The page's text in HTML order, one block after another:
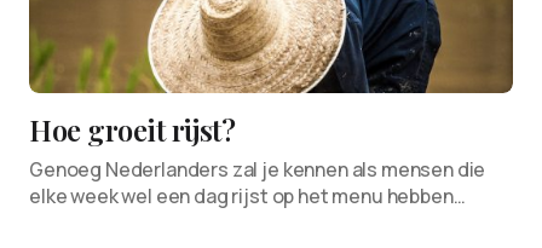
Hoe groeit rijst?
Genoeg Nederlanders zal je kennen als mensen die
elke week wel een dag rijst op het menu hebben…